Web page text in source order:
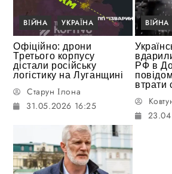
ВІЙНА УКРАЇНА
Офіційно: дрони
Третього корпусу
дістали російську
логістику на Луганщині
Старун Ілона
31.05.2026 16:25
ВІЙНА
РФ в
втрати